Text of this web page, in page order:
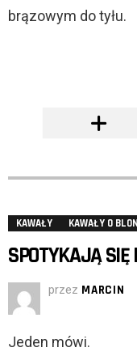
brązowym do tyłu.
KAWAŁY KAWAŁY O
SPOTYKAJĄ SIĘ
przez MARCIN
Jeden mówi.